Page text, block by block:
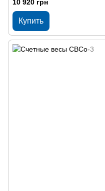
10 920 грн
Купить